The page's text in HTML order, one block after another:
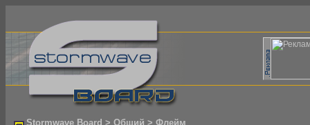
Stormwave Board > Общий > Флейм